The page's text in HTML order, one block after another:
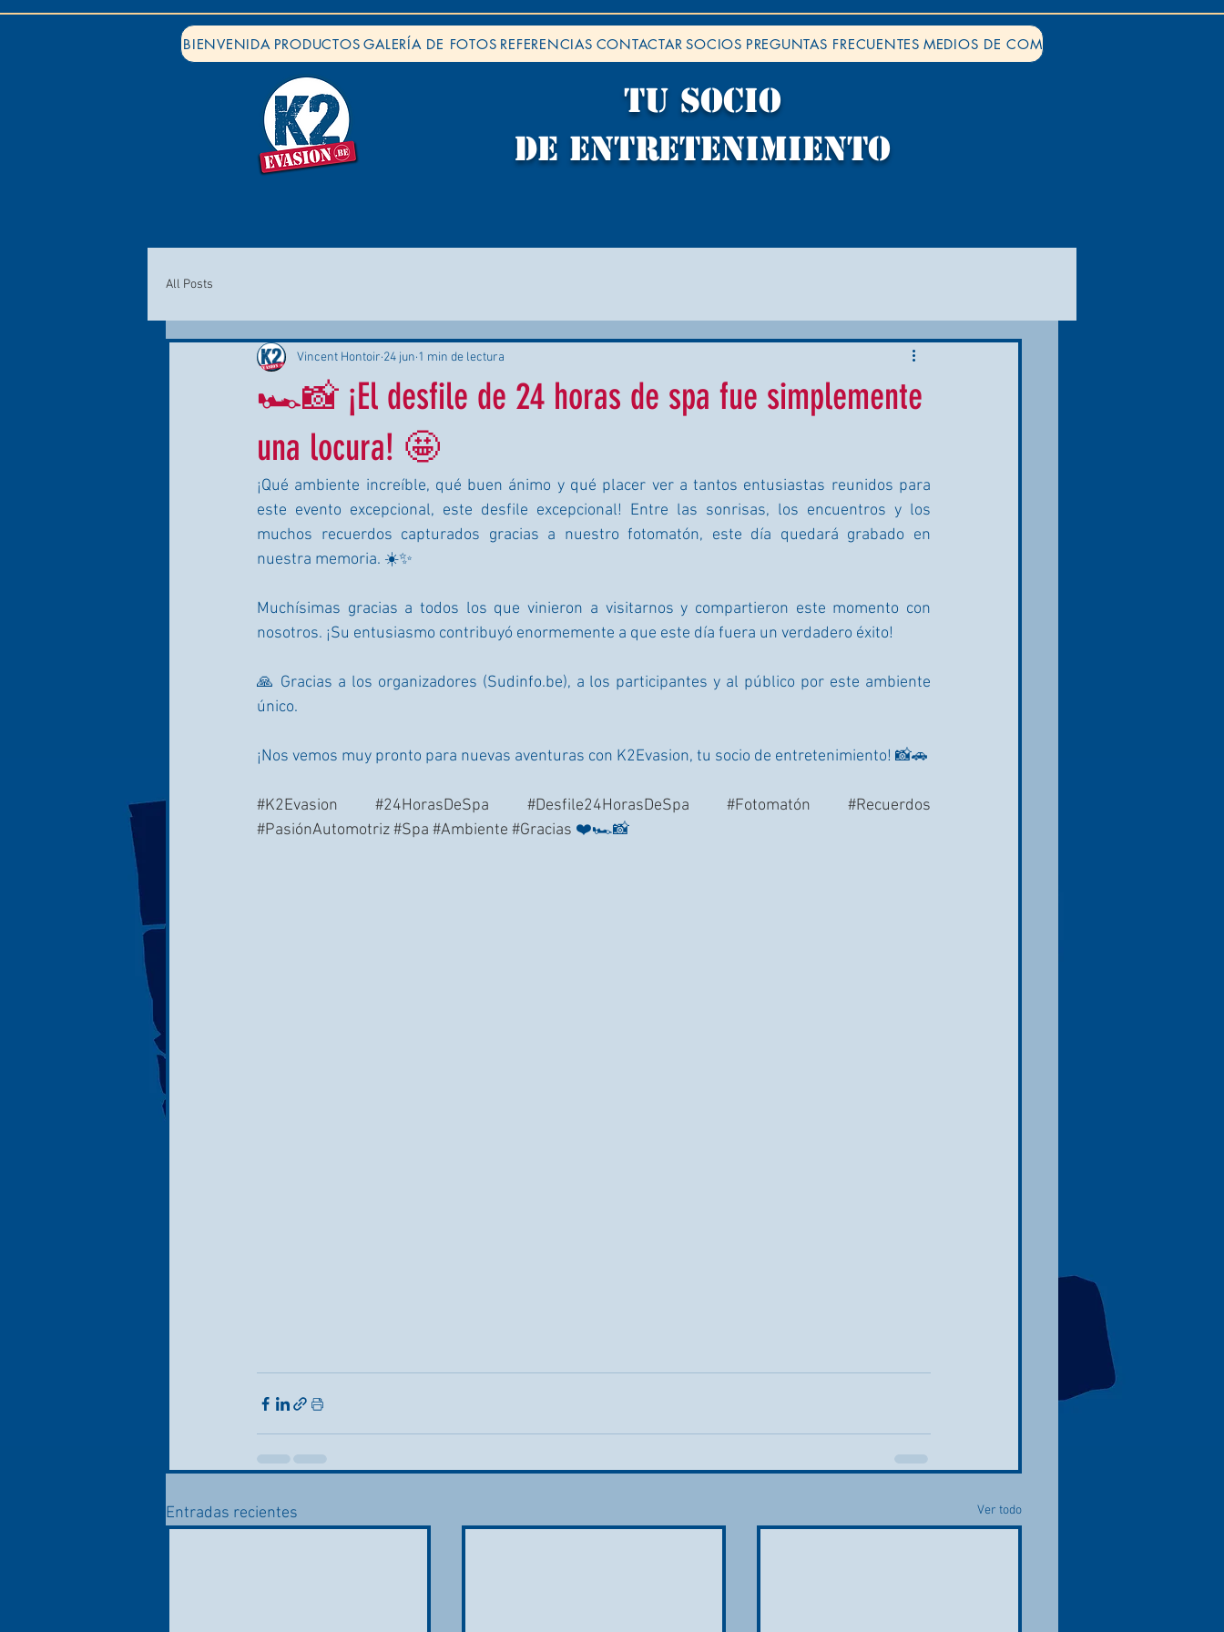
BIENVENIDA PRODUCTOS GALERÍA DE FOTOS REFERENCIAS CONTACTAR SOCIOS PREGUNTAS FRECUENTES MEDIOS DE COMUNICACIÓN
TU socio
de ENTRETENIMIENTO
All Posts
🏎️📸 ¡El desfile de 24 horas de spa fue simplemente
una locura! 🤩
Vincent Hontoir 24 jun 1 min de lectura
¡Qué ambiente increíble, qué buen ánimo y qué placer ver a tantos entusiastas reunidos para
este evento excepcional, este desfile excepcional! Entre las sonrisas, los encuentros y los
muchos recuerdos capturados gracias a nuestro fotomatón, este día quedará grabado en
nuestra memoria. ☀️✨
Muchísimas gracias a todos los que vinieron a visitarnos y compartieron este momento con
nosotros. ¡Su entusiasmo contribuyó enormemente a que este día fuera un verdadero éxito!
🙏 Gracias a los organizadores (Sudinfo.be), a los participantes y al público por este ambiente
único.
¡Nos vemos muy pronto para nuevas aventuras con K2Evasion, tu socio de entretenimiento! 📸🚗
#K2Evasion #24HorasDeSpa #Desfile24HorasDeSpa #Fotomatón
#Recuerdos
#PasiónAutomotriz#Spa #Ambiente #Gracias ❤️🏎️📸
Entradas recientes Ver todo